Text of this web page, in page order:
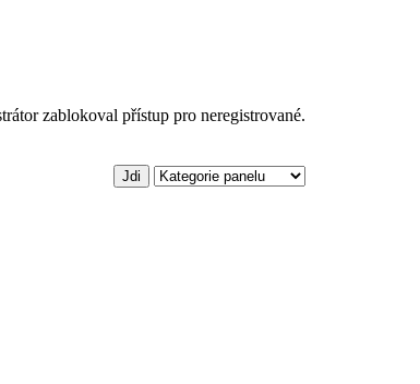
zablokoval přístup pro neregistrované.